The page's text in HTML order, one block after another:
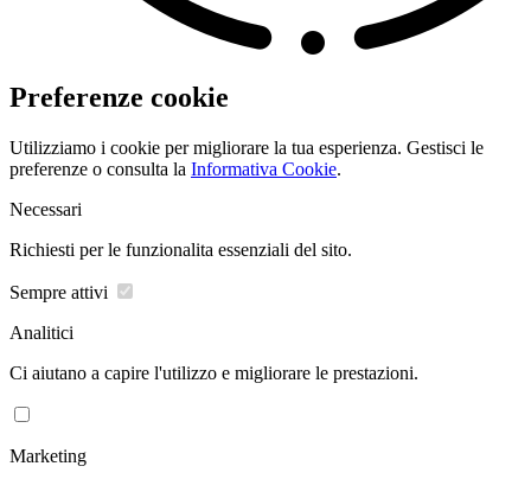
Preferenze cookie
Utilizziamo i cookie per migliorare la tua esperienza. Gestisci le
preferenze o consulta la Informativa Cookie.
Necessari
Richiesti per le funzionalita essenziali del sito.
Sempre attivi
Analitici
Ci aiutano a capire l'utilizzo e migliorare le prestazioni.
Marketing